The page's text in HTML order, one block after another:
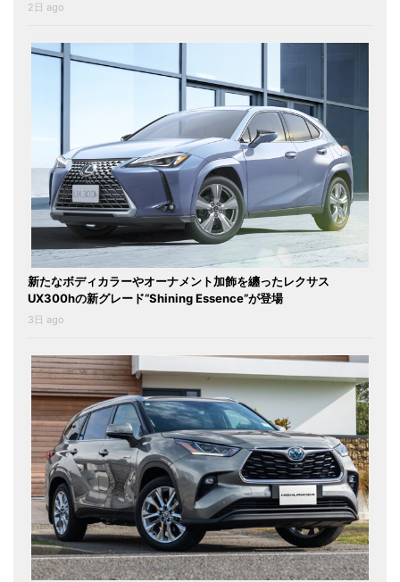
2日 ago
新たなボディカラーやオーナメント加飾を纏ったレクサス
UX300hの新グレード“Shining Essence”が登場
3日 ago